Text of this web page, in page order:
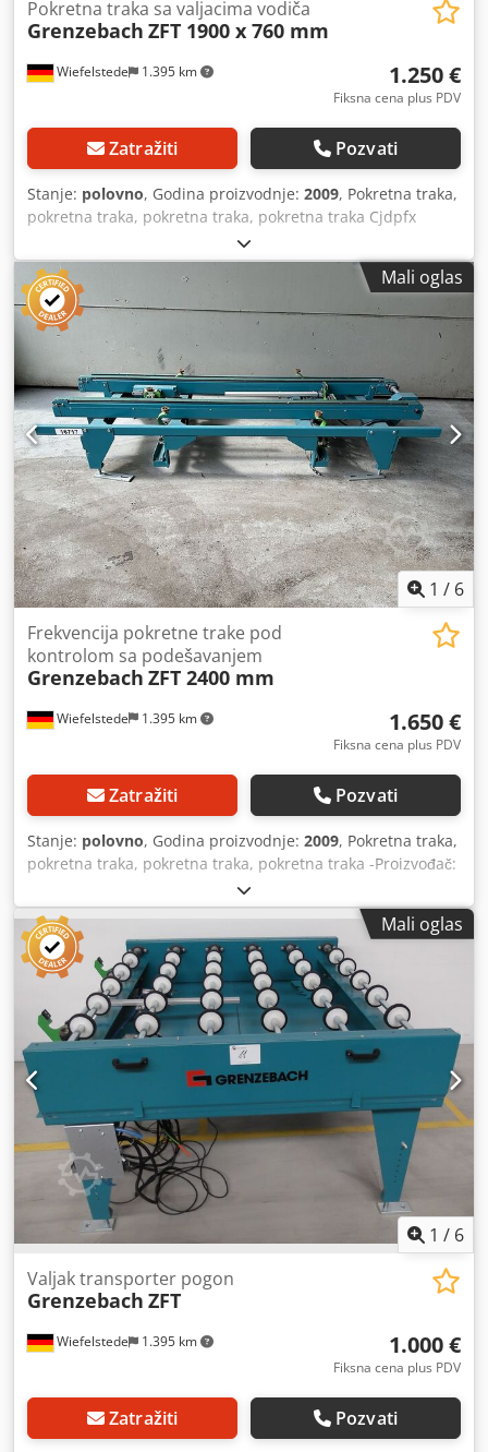
Wiefelstede 1.395 km
Pokretna traka sa valjacima vodiča
Grenzebach ZFT 1900 x 760 mm
1.250 €
Fiksna cena plus PDV
Zatražiti Pozvati
Stanje: polovno, Godina proizvodnje: 2009, Pokretna traka,
pokretna traka, pokretna traka, pokretna traka Cjdpfx
Ahstrhngsmoha - Proizvođač: Grenzebach, pokretna traka
pokretne trake tipa ZFT sa valjacima vodiča -Brzina: m/min
-Dužina pokretne trake: 1900 mm -Razmak između kaiša:
500 mm -Roler razmak: 760 mm, podesivo pogledajte
fotografije -Vozi: dunkermotorten 24 V -Količina: 4x
pokretna traka dostupna -Cena: po komadu -Dimenzije:
1950/1140/H1070 mm -Težina: 174 kg/pc
Mali oglas
1 / 6
Wiefelstede 1.395 km
Frekvencija pokretne trake pod
kontrolom sa podešavanjem
Grenzebach ZFT 2400 mm
1.650 €
Fiksna cena plus PDV
Zatražiti Pozvati
Stanje: polovno, Godina proizvodnje: 2009, Pokretna traka,
pokretna traka, pokretna traka, pokretna traka -Proizvođač:
Grenzebach,Conveyor pojas pokretne trake tipa ZFT sa
podešavanjem -Brzina: Kontrolisana frekvencija -Dužina
pokretne trake: 2400 mm -Razmak između kaiša: 400 mm -
Opseg podešavanja: 1250/1310 mm / 645/735 mm -Vozi:
SEW-Eurodrive 0.075/0.37 kW 280-1400/14-72 rpm
Chodpfxjtrhnks Ahmea -Dimenzije: 2450/920/H460 mm -
Težina: 186 kg
Mali oglas
1 / 6
Wiefelstede 1.395 km
Valjak transporter pogon
Grenzebach ZFT
1.000 €
Fiksna cena plus PDV
Zatražiti Pozvati